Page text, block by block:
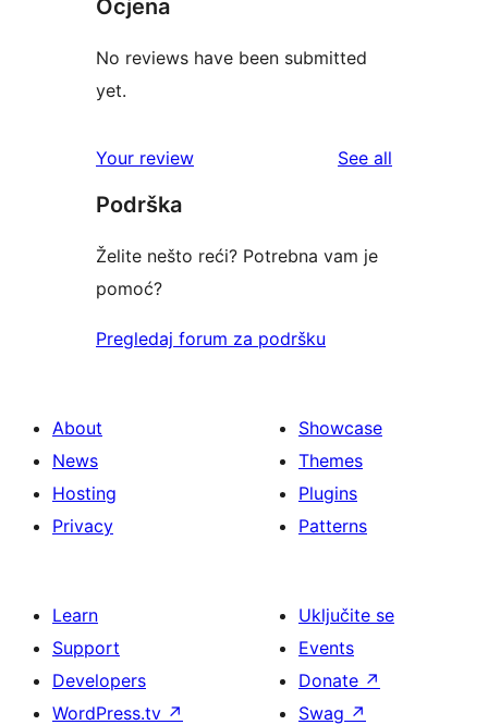
Ocjena
No reviews have been submitted
yet.
Your review See all
Podrška
Želite nešto reći? Potrebna vam je
pomoć?
Pregledaj forum za podršku
About
News
Hosting
Privacy
Showcase
Themes
Plugins
Patterns
Learn
Support
Developers
WordPress.tv ↗
Uključite se
Events
Donate ↗
Swag ↗